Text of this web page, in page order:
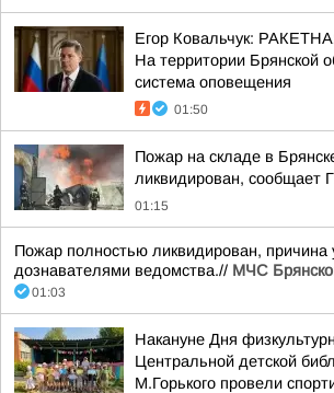
Егор Ковальчук:
На территории Брянской
система оповещения
01:50
Пожар на складе в
ликвидирован, сообщает
01:15
Пожар полностью ликвидирован, причина
дознавателями ведомства.// МЧС
01:03
Накануне Дня
Центральной детской
М.Горького провели